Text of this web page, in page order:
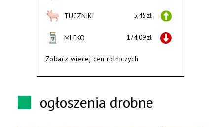
TUCZNIKI 5,45 zł
MLEKO 174,09 zł
Zobacz wiecej cen rolniczych
ogłoszenia drobne